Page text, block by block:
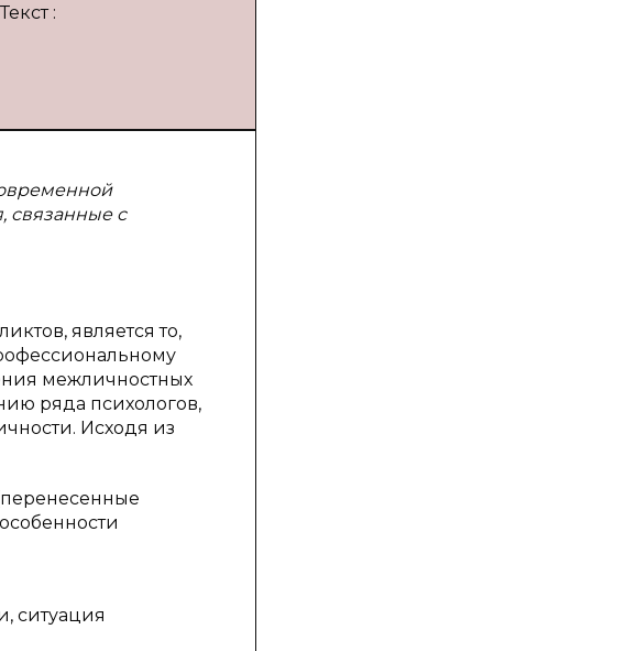
:
связанные с
является то,
межличностных
ряда психологов,
Исходя из
ситуация